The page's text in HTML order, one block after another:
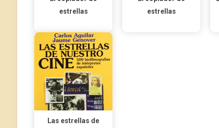
estrellas
estrellas
Las estrellas de